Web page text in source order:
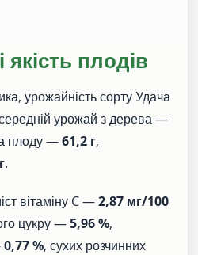
якість плодів
урожайність сорту Удача
урожай з дерева —
плоду —61,2 г,
.
вітаміну C —2,87 мг/100
цукру —5,96 %,
0,77 %, сухих розчинних